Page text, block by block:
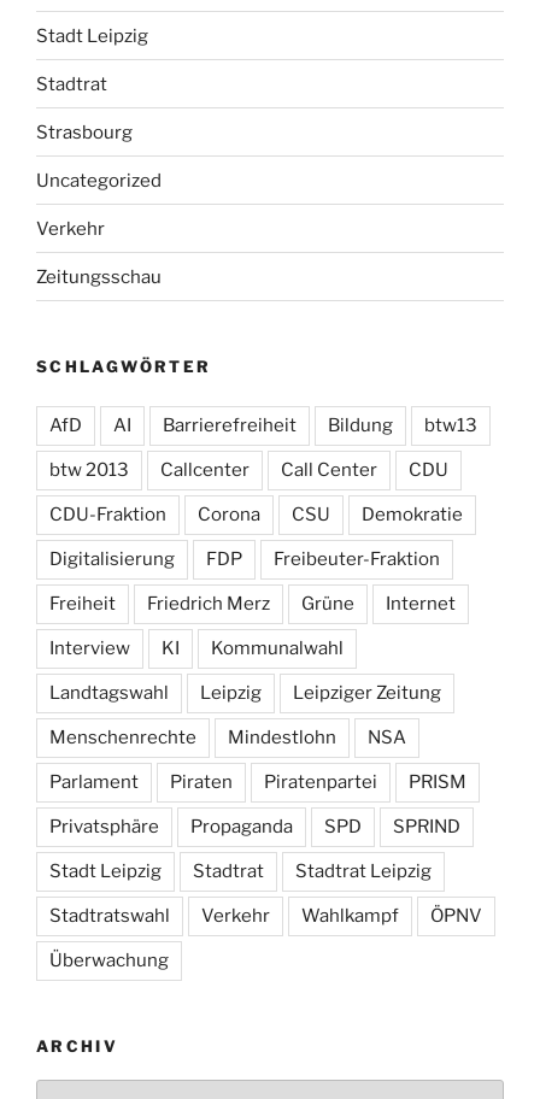
Stadt Leipzig
Stadtrat
Strasbourg
Uncategorized
Verkehr
Zeitungsschau
SCHLAGWÖRTER
AfD AI Barrierefreiheit Bildung btw13
btw 2013 Callcenter Call Center CDU
CDU-Fraktion Corona CSU Demokratie
Digitalisierung FDP Freibeuter-Fraktion
Freiheit Friedrich Merz Grüne Internet
Interview KI Kommunalwahl
Landtagswahl Leipzig Leipziger Zeitung
Menschenrechte Mindestlohn NSA
Parlament Piraten Piratenpartei PRISM
Privatsphäre Propaganda SPD SPRIND
Stadt Leipzig Stadtrat Stadtrat Leipzig
Stadtratswahl Verkehr Wahlkampf ÖPNV
Überwachung
ARCHIV